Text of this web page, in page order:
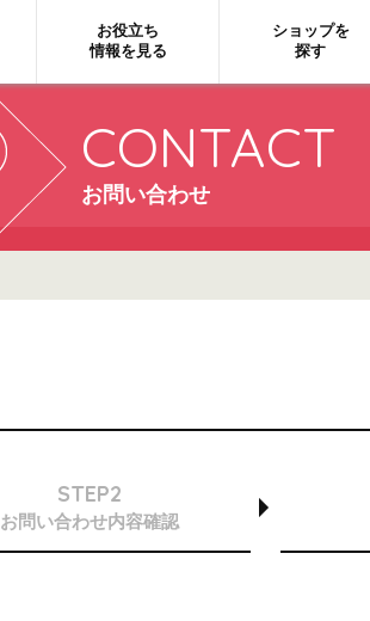
お役立ち
情報を見る
ショップを
探す
CONTACT
お問い合わせ
STEP2
お問い合わせ内容確認